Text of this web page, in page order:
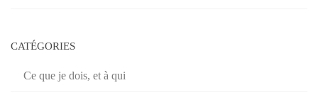
CATÉGORIES
Ce que je dois, et à qui